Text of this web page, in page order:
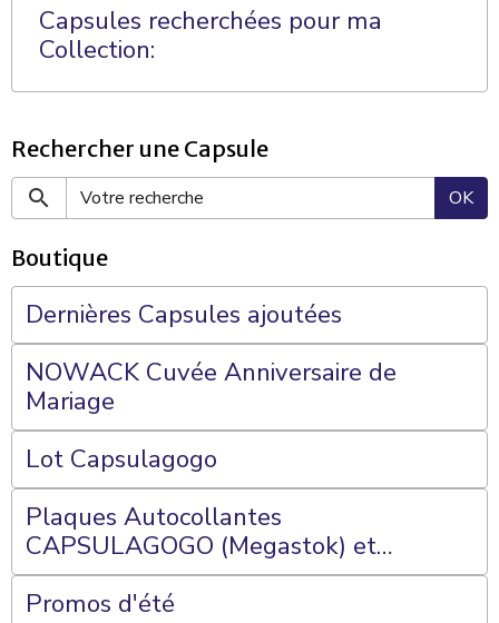
Capsules recherchées pour ma
Collection:
Rechercher une Capsule
OK
Boutique
Dernières Capsules ajoutées
NOWACK Cuvée Anniversaire de
Mariage
Lot Capsulagogo
Plaques Autocollantes
CAPSULAGOGO (Megastok) et
Plateaux 70 Cases
Promos d'été